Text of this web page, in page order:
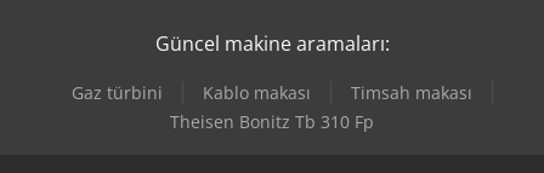
Güncel makine aramaları:
Gaz türbini Kablo makası
Timsah makası
Theisen Bonitz Tb 310 Fp